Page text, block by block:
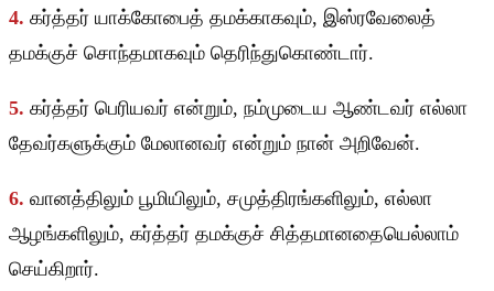
4. கர்த்தர் யாக்கோபைத் தமக்காகவும், இஸ்ரவேலைத்
தமக்குச் சொந்தமாகவும் தெரிந்துகொண்டார்.
5. கர்த்தர் பெரியவர் என்றும், நம்முடைய ஆண்டவர் எல்லா
தேவர்களுக்கும் மேலானவர் என்றும் நான் அறிவேன்.
6. வானத்திலும் பூமியிலும், சமுத்திரங்களிலும், எல்லா
ஆழங்களிலும், கர்த்தர் தமக்குச் சித்தமானதையெல்லாம்
செய்கிறார்.